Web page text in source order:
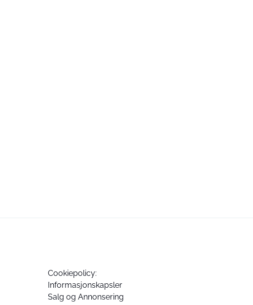
Cookiepolicy:
Informasjonskapsler
Salg og Annonsering